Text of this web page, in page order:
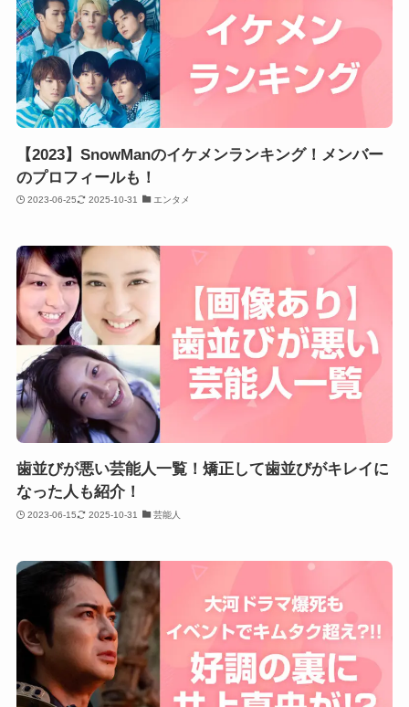
【2023】SnowManのイケメンランキング！メンバー
のプロフィールも！
2023-06-25 2025-10-31 エンタメ
歯並びが悪い芸能人一覧！矯正して歯並びがキレイに
なった人も紹介！
2023-06-15 2025-10-31 芸能人